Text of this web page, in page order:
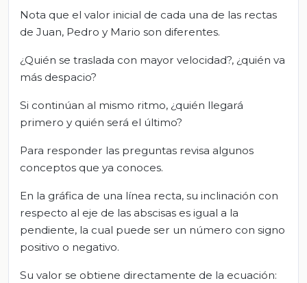
Nota que el valor inicial de cada una de las rectas
de Juan, Pedro y Mario son diferentes.
¿Quién se traslada con mayor velocidad?, ¿quién va
más despacio?
Si continúan al mismo ritmo, ¿quién llegará
primero y quién será el último?
Para responder las preguntas revisa algunos
conceptos que ya conoces.
En la gráfica de una línea recta, su inclinación con
respecto al eje de las abscisas es igual a la
pendiente, la cual puede ser un número con signo
positivo o negativo.
Su valor se obtiene directamente de la ecuación: